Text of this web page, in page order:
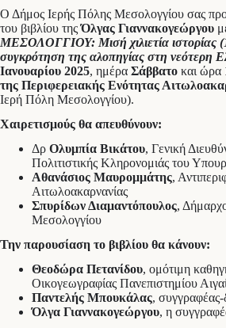
Ο Δήμος Ιερής Πόλης Μεσολογγίου σας
του βιβλίου τηςΌλγας Γιαννακογεώργου
ΜΕΣΟΛΟΓΓΙΟΥ: Μισή χιλιετία ιστορίας
συγκρότηση της αλοπηγίας στη νεότερη
Ιανουαρίου 2025, ημέρα Σάββατο και ώρα
της Περιφερειακής Ενότητας
Ιερή Πόλη Μεσολογγίου).
Χαιρετισμούς θα απευθύνουν:
Δρ Ολυμπία Βικάτου, Γενική
Πολιτιστικής Κληρονομιάς του
Αθανάσιος Μαυρομμάτης,
Αιτωλοακαρνανίας
Σπυρίδων Διαμαντόπουλος,
Μεσολογγίου
Την παρουσίαση το βιβλίου θα κάνουν:
Θεοδώρα Πετανίδου, ομότιμη
Οικογεωγραφίας Πανεπιστημίου
Παντελής Μπουκάλας,
Όλγα Γιαννακογεώργου, η